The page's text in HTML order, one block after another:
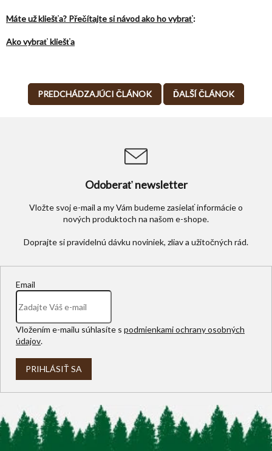
Máte už kliešťa? Přečítajte si návod ako ho vybrať:
Ako vybrať kliešťa
PREDCHÁDZAJÚCI ČLÁNOK ĎALŠÍ ČLÁNOK
Odoberať newsletter
Vložte svoj e-mail a my Vám budeme zasielať informácie o
nových produktoch na našom e-shope.
Email
Vložením e-mailu súhlasíte s podmienkami ochrany osobných
údajov.
PRIHLÁSIŤ SA
Z